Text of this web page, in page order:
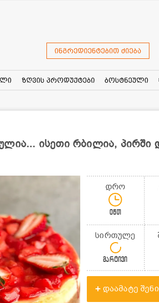
ინგრედიენტებით ძიება
ზღვის პროდუქტები ბოსტნეული
ისეთი რბილია, პირში
დრო
0წთ
სირთულე
მარტივი
დაამატე